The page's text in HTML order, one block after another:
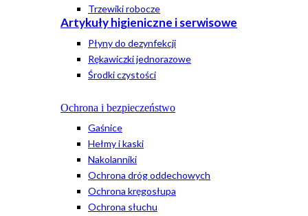
Trzewiki robocze
Artykuły higieniczne i serwisowe
Płyny do dezynfekcji
Rękawiczki jednorazowe
Środki czystości
Ochrona i bezpieczeństwo
Gaśnice
Hełmy i kaski
Nakolanniki
Ochrona dróg oddechowych
Ochrona kręgosłupa
Ochrona słuchu